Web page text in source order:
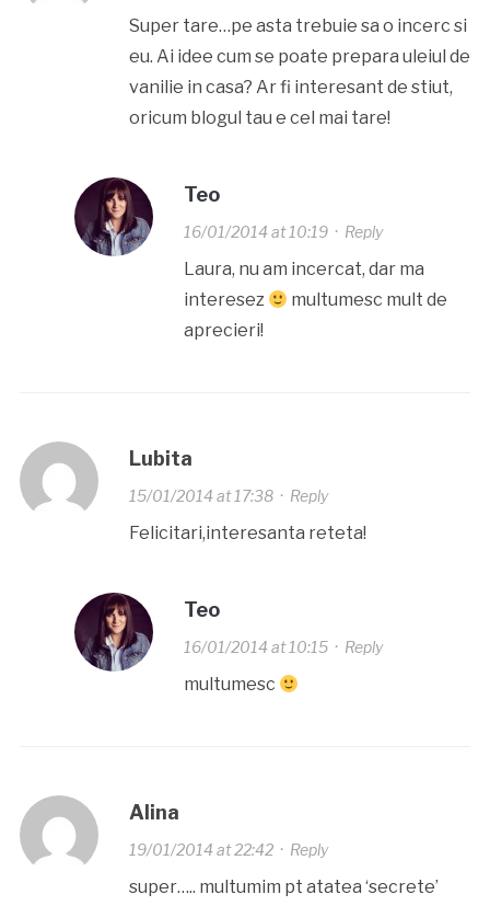
Super tare…pe asta trebuie sa o incerc si
eu. Ai idee cum se poate prepara uleiul de
vanilie in casa? Ar fi interesant de stiut,
oricum blogul tau e cel mai tare!
Teo
16/01/2014 at 10:19· Reply
Laura, nu am incercat, dar ma
interesez
multumesc mult de
aprecieri!
Lubita
15/01/2014 at 17:38· Reply
Felicitari,interesanta reteta!
Teo
16/01/2014 at 10:15· Reply
multumesc
Alina
19/01/2014 at 22:42· Reply
super….. multumim pt atatea ‘secrete’